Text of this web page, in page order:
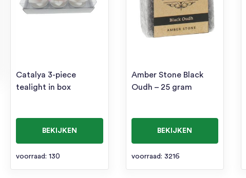
Catalya 3-piece
tealight in box
BEKIJKEN
voorraad: 130
Amber Stone Black
Oudh – 25 gram
BEKIJKEN
voorraad: 3216